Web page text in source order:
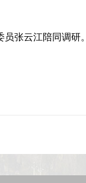
张云江陪同调研。